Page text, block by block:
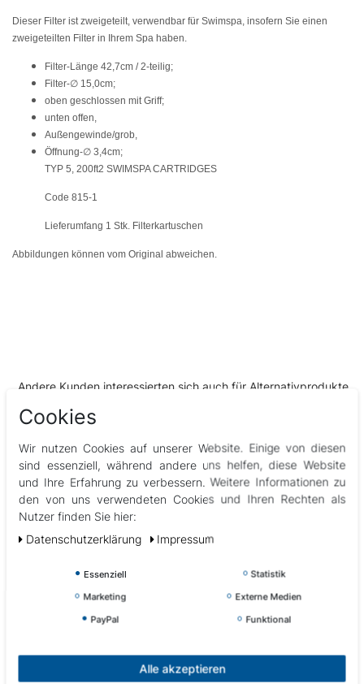
Dieser Filter ist zweigeteilt, verwendbar für Swimspa, insofern Sie einen
zweigeteilten Filter in Ihrem Spa haben.
Filter-Länge 42,7cm / 2-teilig;
Filter-∅ 15,0cm;
oben geschlossen mit Griff;
unten offen,
Außengewinde/grob,
Öffnung-∅ 3,4cm;
TYP 5, 200ft2 SWIMSPA CARTRIDGES
Code 815-1
Lieferumfang 1 Stk. Filterkartuschen
Abbildungen können vom Original abweichen.
Andere Kunden interessierten sich auch für Alternativprodukte
Cookies
Wir nutzen Cookies auf unserer Website. Einige von diesen
sind essenziell, während andere uns helfen, diese Website
und Ihre Erfahrung zu verbessern. Weitere Informationen zu
den von uns verwendeten Cookies und Ihren Rechten als
Nutzer finden Sie hier:
Daten­schutz­erklärung
Impressum
Essenziell
Statistik
Marketing
Externe Medien
PayPal
Funktional
Alle akzeptieren